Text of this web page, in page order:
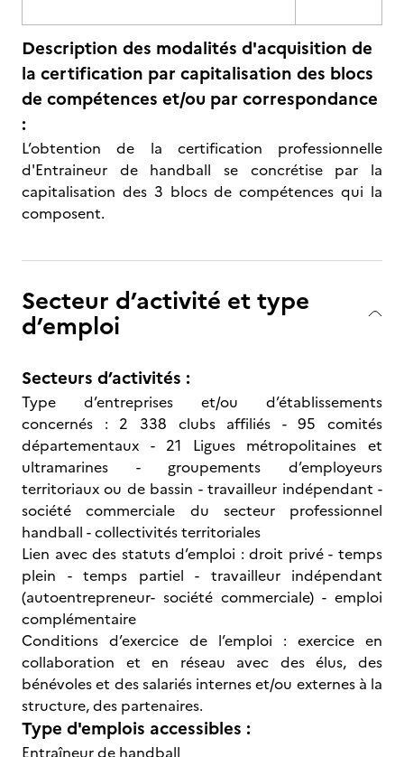
Description des modalités d'acquisition de
la certification par capitalisation des blocs
de compétences et/ou par correspondance
:
L’obtention de la certification professionnelle
d'Entraineur de handball se concrétise par la
capitalisation des 3 blocs de compétences qui la
composent.
Secteur d’activité et type
d’emploi
Secteurs d’activités :
Type d’entreprises et/ou d’établissements
concernés : 2 338 clubs affiliés - 95 comités
départementaux - 21 Ligues métropolitaines et
ultramarines - groupements d’employeurs
territoriaux ou de bassin - travailleur indépendant -
société commerciale du secteur professionnel
handball - collectivités territoriales
Lien avec des statuts d’emploi : droit privé - temps
plein - temps partiel - travailleur indépendant
(autoentrepreneur- société commerciale) - emploi
complémentaire
Conditions d’exercice de l’emploi : exercice en
collaboration et en réseau avec des élus, des
bénévoles et des salariés internes et/ou externes à la
structure, des partenaires.
Type d'emplois accessibles :
Entraîneur de handball